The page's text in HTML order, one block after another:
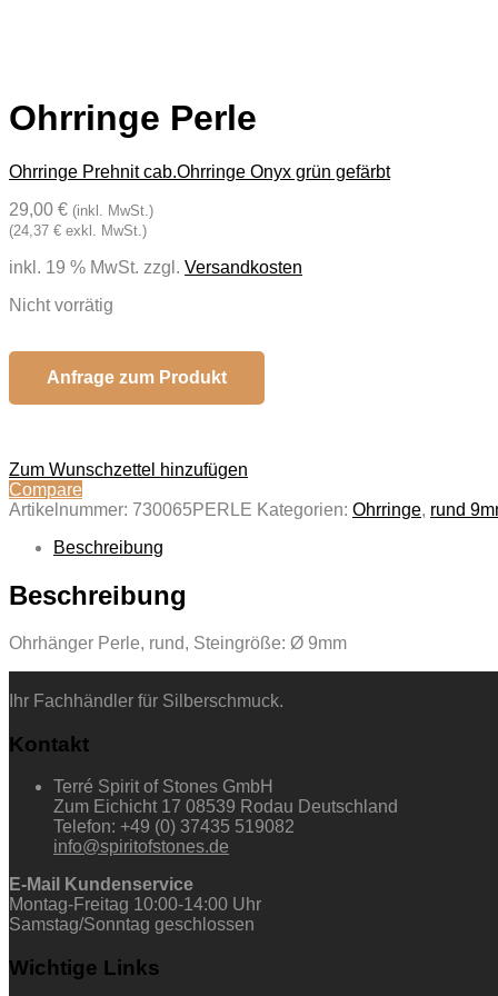
Ohrringe Perle
Ohrringe Prehnit cab.Ohrringe Onyx grün gefärbt
29,00 € (inkl. MwSt.)
(24,37 € exkl. MwSt.)
inkl. 19 % MwSt. zzgl. Versandkosten
Nicht vorrätig
Anfrage zum Produkt
Zum Wunschzettel hinzufügen
Compare
Artikelnummer: 730065PERLE Kategorien: Ohrringe, rund
Beschreibung
Beschreibung
Ohrhänger Perle, rund, Steingröße: Ø 9mm
Ihr Fachhändler für Silberschmuck.
Kontakt
Terré Spirit of Stones GmbH
Zum Eichicht 17 08539 Rodau Deutschland
Telefon: +49 (0) 37435 519082
info@spiritofstones.de
E-Mail Kundenservice
Montag-Freitag 10:00-14:00 Uhr
Samstag/Sonntag geschlossen
Wichtige Links